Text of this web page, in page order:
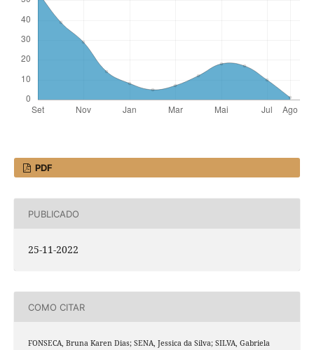
PDF
PUBLICADO
25-11-2022
COMO CITAR
FONSECA, Bruna Karen Dias; SENA, Jessica da Silva; SILVA, Gabriela